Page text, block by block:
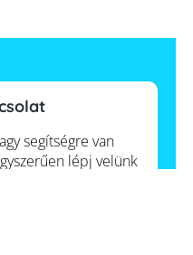
segítségre van
lépj velünk